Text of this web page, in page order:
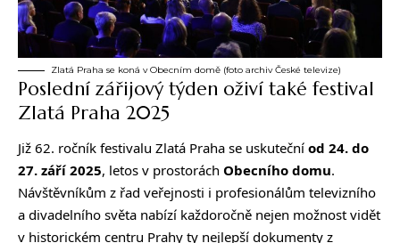
Zlatá Praha se koná v Obecním domě (foto archiv České televize)
Poslední zářijový týden oživí také festival
Zlatá Praha 2025
Již 62. ročník festivalu Zlatá Praha se uskuteční od 24. do
27. září 2025, letos v prostorách Obecního domu.
Návštěvníkům z řad veřejnosti i profesionálům televizního
a divadelního světa nabízí každoročně nejen možnost vidět
v historickém centru Prahy ty nejlepší dokumenty z